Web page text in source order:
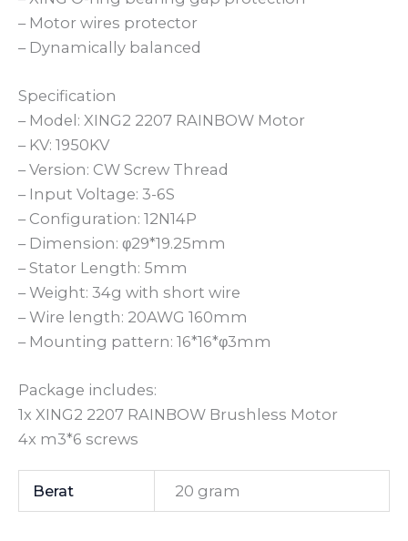
– Motor wires protector
– Dynamically balanced
Specification
– Model: XING2 2207 RAINBOW Motor
– KV: 1950KV
– Version: CW Screw Thread
– Input Voltage: 3-6S
– Configuration: 12N14P
– Dimension: φ29*19.25mm
– Stator Length: 5mm
– Weight: 34g with short wire
– Wire length: 20AWG 160mm
– Mounting pattern: 16*16*φ3mm
Package includes:
1x XING2 2207 RAINBOW Brushless Motor
4x m3*6 screws
Berat 20 gram